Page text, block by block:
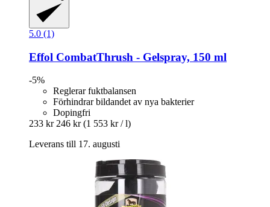
5.0 (1)
Effol CombatThrush -​ Gelspray, 150 ml
-5%
Reglerar fuktbalansen
Förhindrar bildandet av nya bakterier
Dopingfri
233 kr 246 kr (1 553 kr / l)
Leverans till 17. augusti